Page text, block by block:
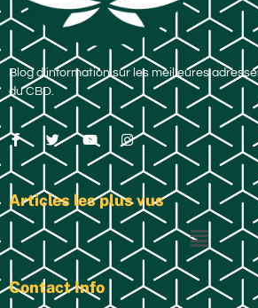
Blog d’information sur les meilleures
du CBD.
Articles les plus vus
Contact Info